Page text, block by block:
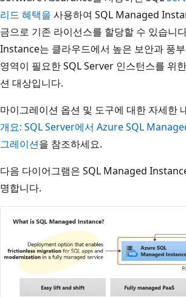
리드 혜택을 사용하여 SQL Managed
금으로 기존 라이선스를 할당할 수 있습니
Instance는 클라우드에서 높은 보안과 풍
영역이 필요한 SQL Server 인스턴스를 위
션 대상입니다.
마이그레이션 옵션 및 도구에 대한 자세한
개요: SQL Server에서 Azure SQL
그레이션을 참조하세요.
다음 다이어그램은 SQL Managed
명합니다.